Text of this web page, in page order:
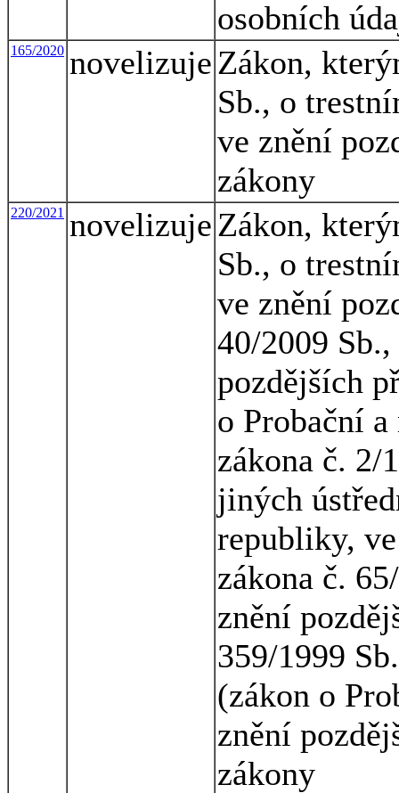
osobních
165/2020 novelizujeZákon,
Sb., o
ve znění
zákony
220/2021 novelizujeZákon,
Sb., o
ve znění
40/2009
pozdějších
o Probační
zákona č. 2/
jiných
republiky,
zákona č.
znění
359/1999
(zákon o
znění
zákony